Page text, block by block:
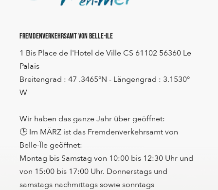
Fremdenverkehrsamt von Belle-Ile
1 Bis Place de l'Hotel de Ville CS 61102 56360 Le
Palais
Breitengrad : 47 .3465°N - Längengrad : 3.1530°
W
Wir haben das ganze Jahr über geöffnet:
🕒 Im MÄRZ ist das Fremdenverkehrsamt von
Belle-Île geöffnet:
Montag bis Samstag von 10:00 bis 12:30 Uhr und
von 15:00 bis 17:00 Uhr. Donnerstags und
samstags nachmittags sowie sonntags